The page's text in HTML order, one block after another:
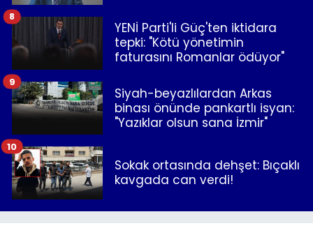
YENİ Parti'li Güç'ten iktidara
tepki: "Kötü yönetimin
faturasını Romanlar ödüyor"
8
Siyah-beyazlılardan Arkas
binası önünde pankartlı isyan:
"Yazıklar olsun sana İzmir"
9
Sokak ortasında dehşet: Bıçaklı
kavgada can verdi!
10